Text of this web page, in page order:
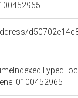
0100452965